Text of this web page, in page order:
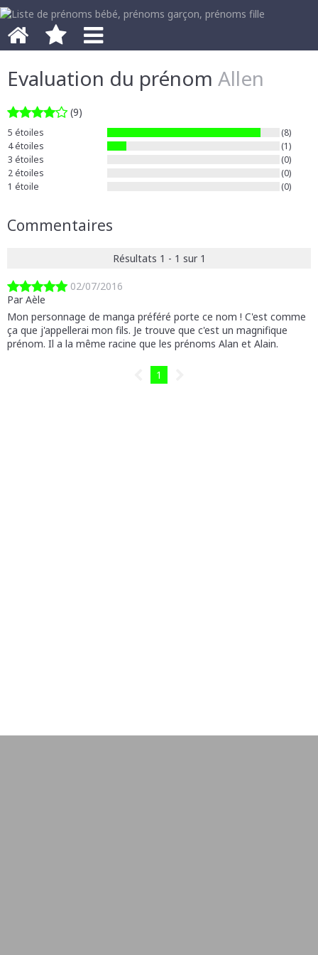
Evaluation du prénom Allen
(9)
5 étoiles
(8)
4 étoiles
(1)
3 étoiles
(0)
2 étoiles
(0)
1 étoile
(0)
Commentaires
Résultats 1 - 1 sur 1
02/07/2016
Par Aèle
Mon personnage de manga préféré porte ce nom ! C'est comme
ça que j'appellerai mon fils. Je trouve que c'est un magnifique
prénom. Il a la même racine que les prénoms Alan et Alain.
1